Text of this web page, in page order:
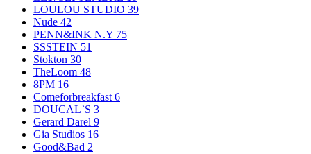
LOULOU STUDIO 39
Nude 42
PENN&INK N.Y 75
SSSTEIN 51
Stokton 30
TheLoom 48
8PM 16
Comeforbreakfast 6
DOUCAL`S 3
Gerard Darel 9
Gia Studios 16
Good&Bad 2